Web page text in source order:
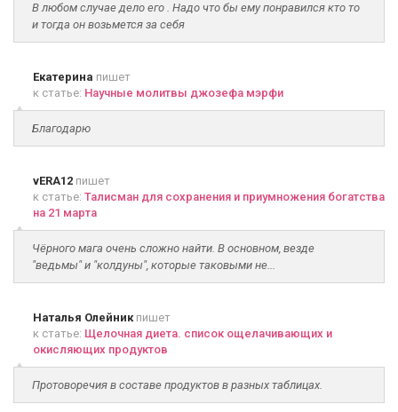
В любом случае дело его . Надо что бы ему понравился кто то
и тогда он возьмется за себя
Екатерина пишет
к статье: Научные молитвы джозефа мэрфи
Благодарю
vERA12 пишет
к статье: Талисман для сохранения и приумножения богатства
на 21 марта
Чёрного мага очень сложно найти. В основном, везде
"ведьмы" и "колдуны", которые таковыми не...
Наталья Олейникпишет
к статье: Щелочная диета. список ощелачивающих и
окисляющих продуктов
Протоворечия в составе продуктов в разных таблицах.